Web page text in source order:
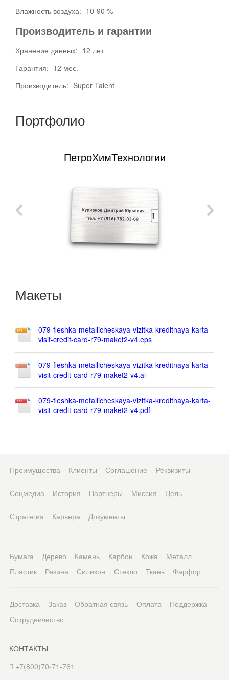
Влажность воздуха: 10-90 %
Производитель и гарантии
Хранение данных: 12 лет
Гарантия: 12 мес.
Производитель: Super Talent
Портфолио
ПетроХимТехнологии
Макеты
079-fleshka-metallicheskaya-vizitka-kreditnaya-karta-
visit-credit-card-r79-maket2-v4.eps
079-fleshka-metallicheskaya-vizitka-kreditnaya-karta-
visit-credit-card-r79-maket2-v4.ai
079-fleshka-metallicheskaya-vizitka-kreditnaya-karta-
visit-credit-card-r79-maket2-v4.pdf
Преимущества Клиенты Соглашение Реквизиты
Соцмедиа История Партнеры Миссия Цель
Стратегия Карьера Документы
Бумага Дерево Камень Карбон Кожа
Металл
Пластик
Резина Силикон Стекло Ткань Фарфор
Доставка Заказ Обратная связь Оплата
Поддержка
Сотрудничество
КОНТАКТЫ
+7(800)70-71-761